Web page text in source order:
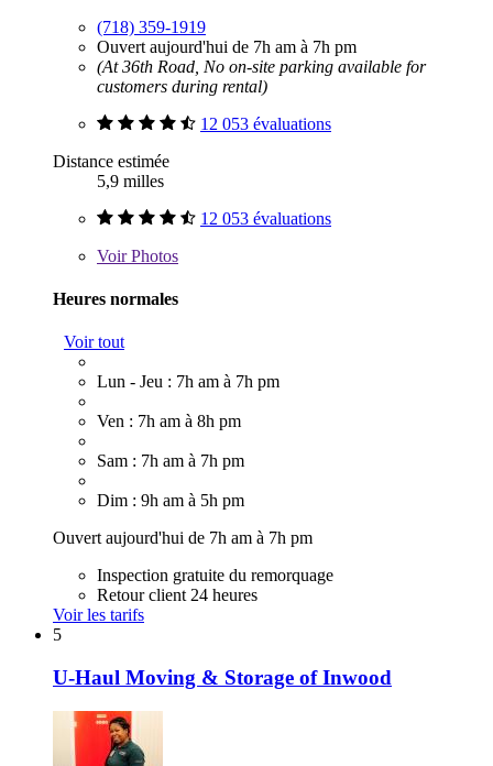
(718) 359-1919
Ouvert aujourd'hui de 7h am à 7h pm
(At 36th Road, No on-site parking available for
customers during rental)
12 053 évaluations
Distance estimée
5,9 milles
12 053 évaluations
VoirPhotos
Heures normales
Voir tout
Lun - Jeu : 7h am à 7h pm
Ven : 7h am à 8h pm
Sam : 7h am à 7h pm
Dim : 9h am à 5h pm
Ouvert aujourd'hui de 7h am à 7h pm
Inspection gratuite du remorquage
Retour client 24 heures
Voir les tarifs
5
U-Haul Moving & Storage of Inwood